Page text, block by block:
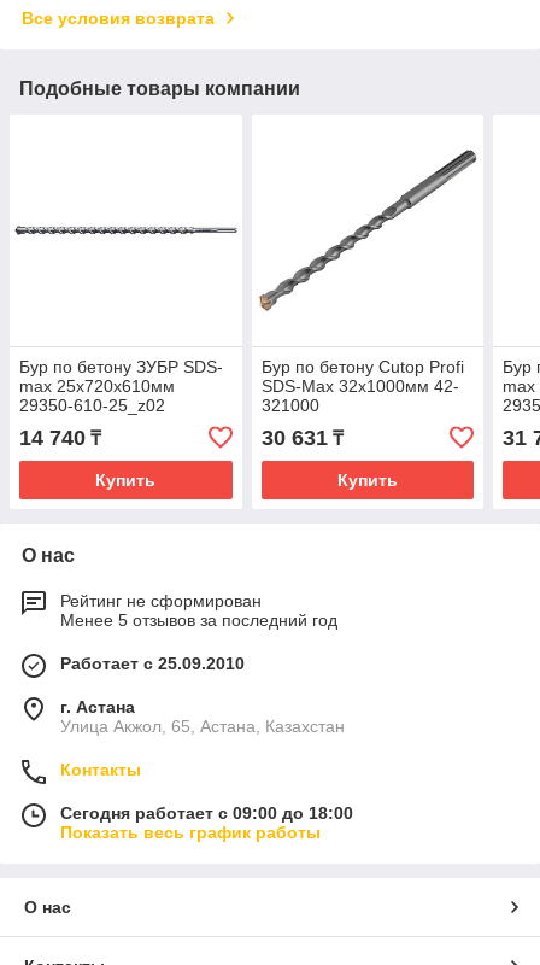
Все условия возврата
Подобные товары компании
Бур по бетону ЗУБР SDS-
max 25х720х610мм
29350-610-25_z02
14 740 ₸
Купить
Бур по бетону Cutop Profi
SDS-Max 32х1000мм 42-
321000
30 631₸
Купить
Бур
31
О нас
Рейтинг не сформирован
Менее 5 отзывов за последний год
Работает с 25.09.2010
г. Астана
Улица Акжол, 65, Астана, Казахстан
Контакты
Сегодня работает с 09:00 до 18:00
Показать весь график работы
О нас